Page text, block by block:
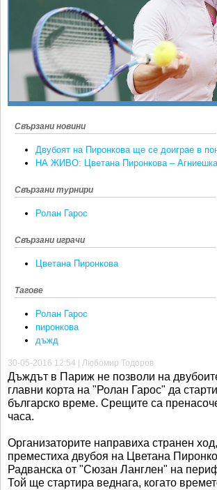
КЛУБОВЕ
БЛОГ
ВИДЕО
РАКЕТНИ
Спорт&Фитнес
Други
Любители
Свързани новини
Двубоят на Пиронкова ще се доиграе в
НА ЖИВО: Цветана Пиронкова –
Свързани турнири
Ролан Гарос
Свързани играчи
Цветана Пиронкова
Тагове
Ролан Гарос
пиронкова
дъжд
30-05-2016 12:54 | Любомир Тодоров
Дъждът в Париж не позволи на
главни корта на "Ролан Гарос" да
българско време. Срещите са
часа.
Организаторите направиха странен
преместиха двубоя на Цветана
Радванска от "Сюзан Ланглен" на
Той ще стартира веднага, когато